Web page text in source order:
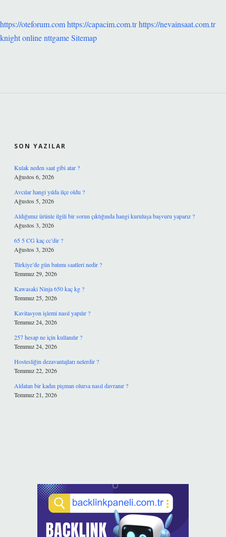
https://oteforum.comhttps://capacim.com.trhttps://nevainsaat.com.tr
knight onlinenttgameSitemap
SON YAZILAR
Kulak neden saat gibi atar ?
Ağustos 6, 2026
Avcılar hangi yılda ilçe oldu ?
Ağustos 5, 2026
Aldığımız ürünle ilgili bir sorun çıktığında hangi kuruluşa başvuru yaparız ?
Ağustos 3, 2026
65 5 CG kaç cc’dir ?
Ağustos 3, 2026
Türkiye’de gün batımı saatleri nedir ?
Temmuz 29, 2026
Kawasaki Ninja 650 kaç kg ?
Temmuz 25, 2026
Kavitasyon işlemi nasıl yapılır ?
Temmuz 24, 2026
257 hesap ne için kullanılır ?
Temmuz 24, 2026
Hostesliğin dezavantajları nelerdir ?
Temmuz 22, 2026
Aldatan bir kadın pişman olursa nasıl davranır ?
Temmuz 21, 2026